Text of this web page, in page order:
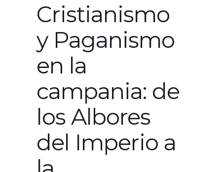
Cristianismo
y Paganismo
en la
campania: de
los Albores
del Imperio a